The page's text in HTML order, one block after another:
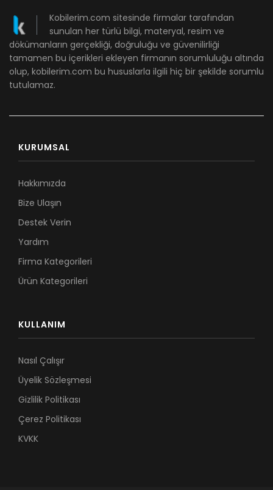
Kobilerim.com sitesinde firmalar tarafından
sunulan her türlü bilgi, materyal, resim ve
dökümanların gerçekliği, doğruluğu ve güvenilirliği
tamamen bu içerikleri ekleyen firmanın sorumluluğu altında
olup, kobilerim.com bu hususlarla ilgili hiç bir şekilde sorumlu
tutulamaz.
KURUMSAL
Hakkımızda
Bize Ulaşın
Destek Verin
Yardım
Firma Kategorileri
Ürün Kategorileri
KULLANIM
Nasıl Çalışır
Üyelik Sözleşmesi
Gizlilik Politikası
Çerez Politikası
KVKK